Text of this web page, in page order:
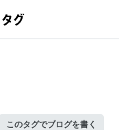
このタグでブログを書く